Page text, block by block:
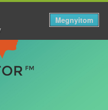
Megnyitom